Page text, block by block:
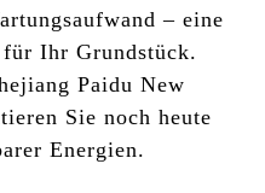
– eine
Ihr Grundstück.
Paidu New
Sie noch heute
Energien.